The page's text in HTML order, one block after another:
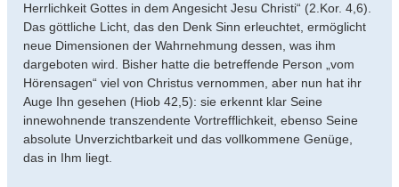
Herrlichkeit Gottes in dem Angesicht Jesu Christi“ (2.Kor. 4,6).
Das göttliche Licht, das den Denk Sinn erleuchtet, ermöglicht
neue Dimensionen der Wahrnehmung dessen, was ihm
dargeboten wird. Bisher hatte die betreffende Person „vom
Hörensagen“ viel von Christus vernommen, aber nun hat ihr
Auge Ihn gesehen (Hiob 42,5): sie erkennt klar Seine
innewohnende transzendente Vortrefflichkeit, ebenso Seine
absolute Unverzichtbarkeit und das vollkommene Genüge,
das in Ihm liegt.